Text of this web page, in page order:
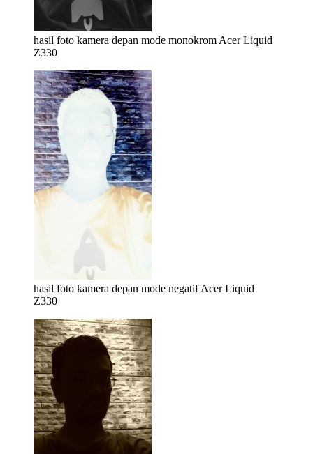
hasil foto kamera depan mode monokrom Acer Liquid
Z330
hasil foto kamera depan mode negatif Acer Liquid
Z330